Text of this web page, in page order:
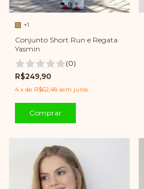
+1
Conjunto Short Run e Regata
Yasmin
(0)
R$249,90
4 x de R$62,48 sem juros
Comprar